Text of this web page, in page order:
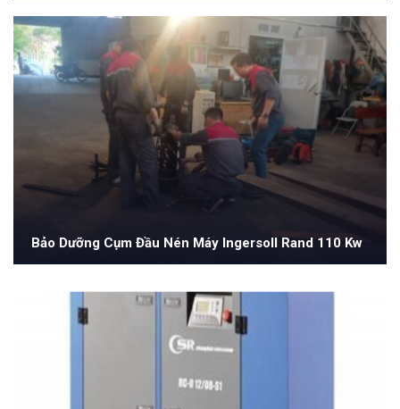
Bảo Dưỡng Cụm Đầu Nén Máy Ingersoll Rand 110 Kw